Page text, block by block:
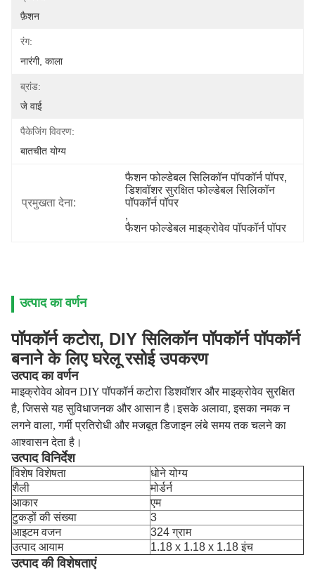
फ़ैशन
रंग:
नारंगी, काला
ब्रांड:
जे वाई
पैकेजिंग विवरण:
बातचीत योग्य
प्रमुखता देना:
फैशन फोल्डेबल सिलिकॉन पॉपकॉर्न पॉपर,
डिशवॉशर सुरक्षित फोल्डेबल सिलिकॉन
पॉपकॉर्न पॉपर
,
फैशन फोल्डेबल माइक्रोवेव पॉपकॉर्न पॉपर
उत्पाद का वर्णन
पॉपकॉर्न कटोरा, DIY सिलिकॉन पॉपकॉर्न पॉपकॉर्न
बनाने के लिए घरेलू रसोई उपकरण
उत्पाद का वर्णन
माइक्रोवेव ओवन DIY पॉपकॉर्न कटोरा डिशवॉशर और माइक्रोवेव सुरक्षित
है, जिससे यह सुविधाजनक और आसान है।इसके अलावा, इसका नमक न
लगने वाला, गर्मी प्रतिरोधी और मजबूत डिजाइन लंबे समय तक चलने का
आश्वासन देता है।
उत्पाद विनिर्देश
विशेष विशेषता
धोने योग्य
शैली
मोर्डर्न
आकार
एम
टुकड़ों की संख्या
3
आइटम वजन
324 ग्राम
उत्पाद आयाम
1.18 x 1.18 x 1.18 इंच
उत्पाद की विशेषताएं